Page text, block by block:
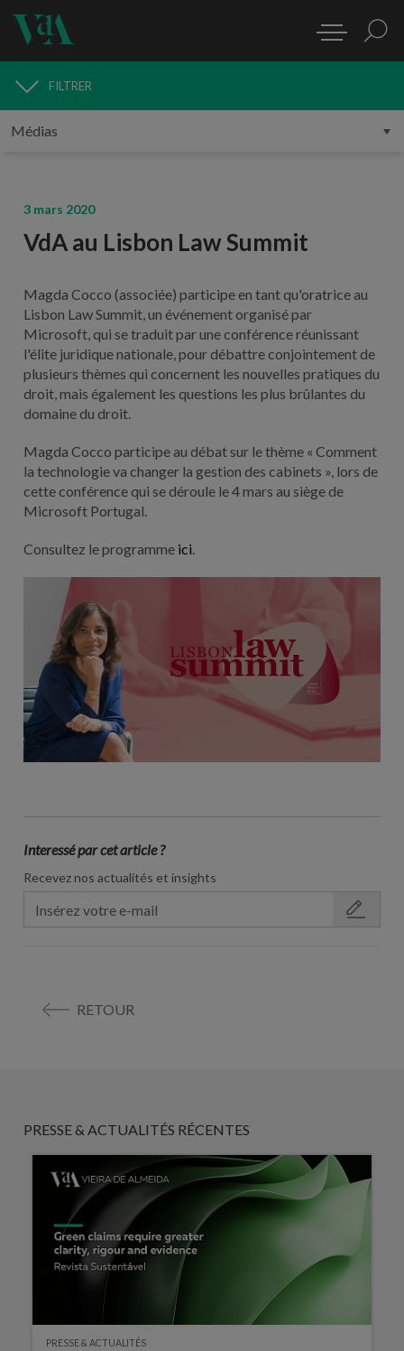
MÉDIAS
FILTRER
3 mars 2020
VdA au Lisbon Law Summit
Magda Cocco (associée) participe en tant qu'oratrice au
Lisbon Law Summit, un événement organisé par
Microsoft, qui se traduit par une conférence réunissant
l'élite juridique nationale, pour débattre conjointement de
plusieurs thèmes qui concernent les nouvelles pratiques du
droit, mais également les questions les plus brûlantes du
domaine du droit.
Magda Cocco participe au débat sur le thème « Comment
la technologie va changer la gestion des cabinets », lors de
cette conférence qui se déroule le 4 mars au siège de
Microsoft Portugal.
Consultez le programme ici
Interessé par cet article ?
Recevez nos actualités et insights
RETOUR
PRESSE & ACTUALITÉS RÉCENTES
PRESSE & ACTUALITÉS